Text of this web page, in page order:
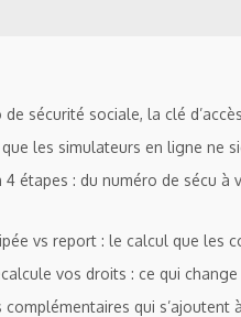
sécurité sociale, la clé
les simulateurs en ligne ne
4 étapes : du numéro de sécu à
vs report : le calcul que les
vos droits : ce qui
complémentaires qui s’ajoutent